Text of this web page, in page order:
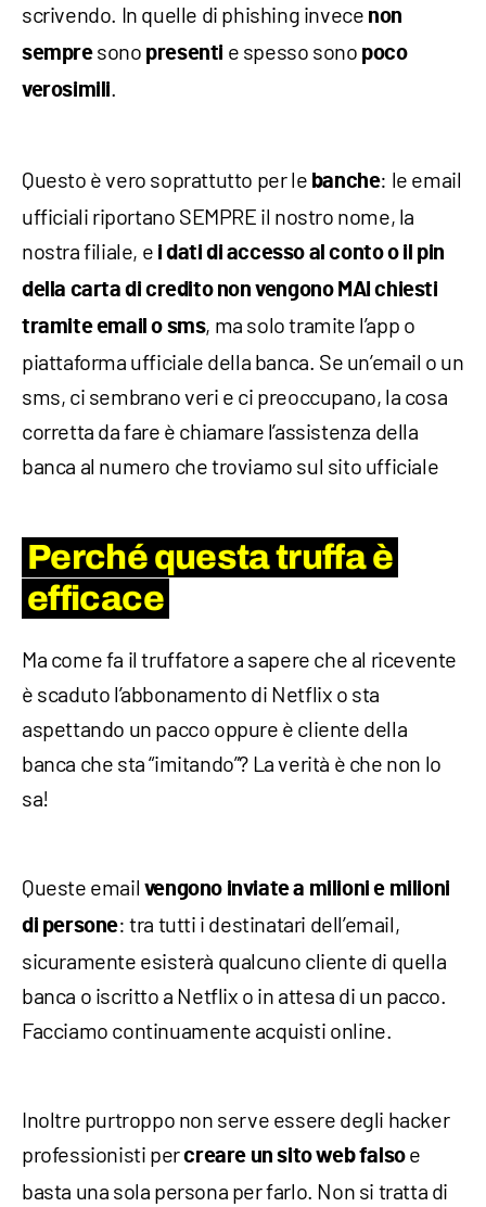
scrivendo. In quelle di phishing invece non
sempresono presenti e spesso sono poco
verosimili.
Questo è vero soprattutto per le banche: le email
ufficiali riportano SEMPRE il nostro nome, la
nostra filiale, e i dati di accesso al conto o il pin
della carta di credito non vengono MAI chiesti
tramite email o sms, ma solo tramite l’app o
piattaforma ufficiale della banca. Se un’email o un
sms, ci sembrano veri e ci preoccupano, la cosa
corretta da fare è chiamare l’assistenza della
banca al numero che troviamo sul sito ufficiale
Perché questa truffa è
efficace
Ma come fa il truffatore a sapere che al ricevente
è scaduto l’abbonamento di Netflix o sta
aspettando un pacco oppure è cliente della
banca che sta “imitando”? La verità è che non lo
sa!
Queste email vengono inviate a milioni e milioni
di persone: tra tutti i destinatari dell’email,
sicuramente esisterà qualcuno cliente di quella
banca o iscritto a Netflix o in attesa di un pacco.
Facciamo continuamente acquisti online.
Inoltre purtroppo non serve essere degli hacker
professionisti percreare un sito web falsoe
basta una sola persona per farlo. Non si tratta di